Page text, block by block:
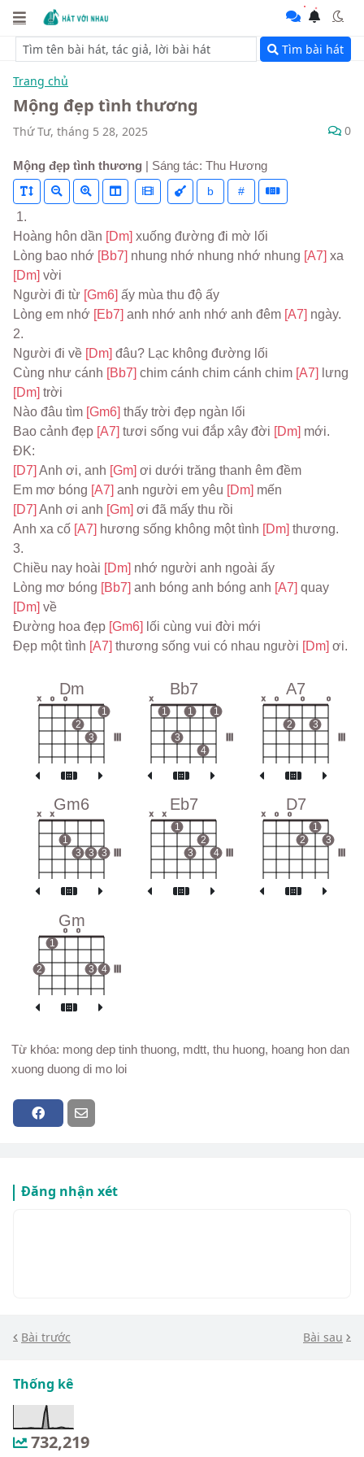
Tìm bài hát
Trang chủ
Mộng đẹp tình thương
Thứ Tư, tháng 5 28, 2025 0
Mộng đẹp tình thương | Sáng tác: Thu Hương
b #
1.
Hoàng hôn dần [Dm] xuống đường đi mờ lối
Lòng bao nhớ [Bb7] nhung nhớ nhung nhớ nhung [A7]
[Dm] vời
Người đi từ [Gm6] ấy mùa thu độ ấy
Lòng em nhớ [Eb7] anh nhớ anh nhớ anh đêm [A7] ngày.
2.
Người đi về [Dm] đâu? Lạc không đường lối
Cùng như cánh [Bb7] chim cánh chim cánh chim [A7]
[Dm] trời
Nào đâu tìm [Gm6] thấy trời đẹp ngàn lối
Bao cảnh đẹp [A7] tươi sống vui đắp xây đời [Dm] mới.
ĐK:
[D7] Anh ơi, anh [Gm] ơi dưới trăng thanh êm đềm
Em mơ bóng [A7] anh người em yêu [Dm] mến
[D7] Anh ơi anh [Gm] ơi đã mấy thu rồi
Anh xa cố [A7] hương sống không một tình [Dm] thương.
3.
Chiều nay hoài [Dm] nhớ người anh ngoài ấy
Lòng mơ bóng [Bb7] anh bóng anh bóng anh [A7]
[Dm] về
Đường hoa đẹp [Gm6] lối cùng vui đời mới
Đẹp một tình [A7] thương sống vui có nhau người [Dm] ơi.
Dm
x o o
2
3
1
Bb7
x
1
3
1
4
1
A7
x o
2
o
3
o
Gm6
x x
1
3
3 3
Eb7
x x
1
3
2
4
D7
x o o
2
1
3
Gm
2
1
o o
3 4
Từ khóa: mong dep tinh thuong, mdtt, thu huong, hoang hon dan
xuong duong di mo loi
Đăng nhận xét
Bài trước Bài sau
Thống kê
732,219